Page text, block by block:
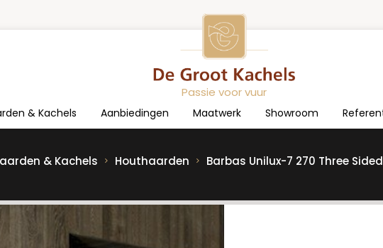
Passie voor vuur
& Kachels Aanbiedingen Maatwerk Showroom
& Kachels Houthaarden Barbas Unilux-7 270 Three Sided